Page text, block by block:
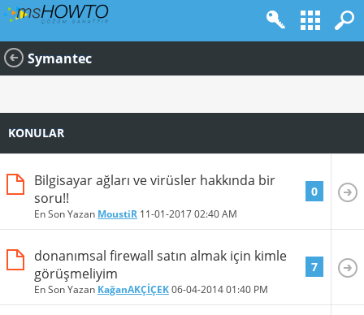
Symantec
KONULAR
Bilgisayar ağları ve virüsler hakkında bir
soru!!
En Son Yazan MoustiR 11-01-201702:40 AM
0
donanımsal firewall satın almak için kimle
görüşmeliyim
En Son Yazan KağanAKÇİÇEK06-04-201401:40 PM
7